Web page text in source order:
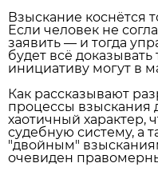
Взыскание коснётся
Если человек не
заявить — и тогда
будет всё
инициативу могут в
Как рассказывают
процессы взыскания
хаотичный характер,
судебную систему, а
"двойным"
очевиден